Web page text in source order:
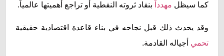
كما سيظل مهدداً بنفاد ثروته النفطية أو تراجع أهميتها عالمياً.
وقد يحدث ذلك قبل نجاحه في بناء قاعدة اقتصادية حقيقية
تحمي أجياله القادمة.